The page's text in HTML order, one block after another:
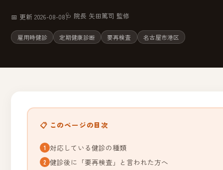
📅 更新 2026-08-08🩺 院長 矢田篤司 監修
雇用時健診 定期健康診断 要再検査 名古屋市港区
📋 このページの目次
対応している健診の種類
健診後に「要再検査」と言われた方へ